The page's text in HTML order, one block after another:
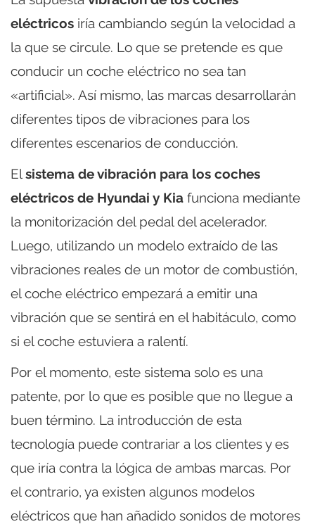
eléctricos iría cambiando según la velocidad a
la que se circule. Lo que se pretende es que
conducir un coche eléctrico no sea tan
«artificial». Así mismo, las marcas desarrollarán
diferentes tipos de vibraciones para los
diferentes escenarios de conducción.
Elsistema de vibración para los coches
eléctricos de Hyundai y Kia funciona mediante
la monitorización del pedal del acelerador.
Luego, utilizando un modelo extraído de las
vibraciones reales de un motor de combustión,
el coche eléctrico empezará a emitir una
vibración que se sentirá en el habitáculo, como
si el coche estuviera a ralentí.
Por el momento, este sistema solo es una
patente, por lo que es posible que no llegue a
buen término. La introducción de esta
tecnología puede contrariar a los clientes y es
que iría contra la lógica de ambas marcas. Por
el contrario, ya existen algunos modelos
eléctricos que han añadido sonidos de motores